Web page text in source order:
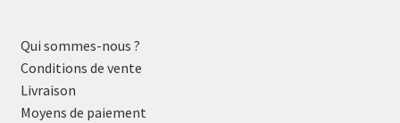
Qui sommes-nous ?
Conditions de vente
Livraison
Moyens de paiement